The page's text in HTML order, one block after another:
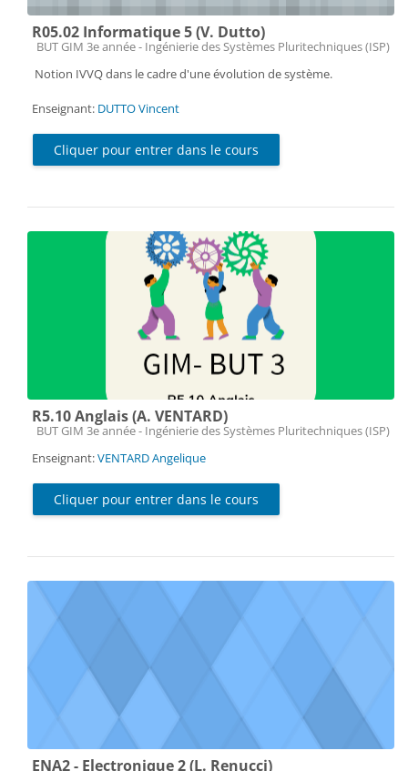
R05.02 Informatique 5 (V. Dutto)
Catégorie de cours
BUT GIM 3e année - Ingénierie des Systèmes Pluritechniques (ISP)
Notion IVVQ dans le cadre d'une évolution de système.
Enseignant: DUTTO Vincent
Cliquer pour entrer dans le cours
R5.10 Anglais (A. VENTARD)
Catégorie de cours
BUT GIM 3e année - Ingénierie des Systèmes Pluritechniques (ISP)
Enseignant:VENTARD Angelique
Cliquer pour entrer dans le cours
ENA2 - Electronique 2 (L. Renucci)